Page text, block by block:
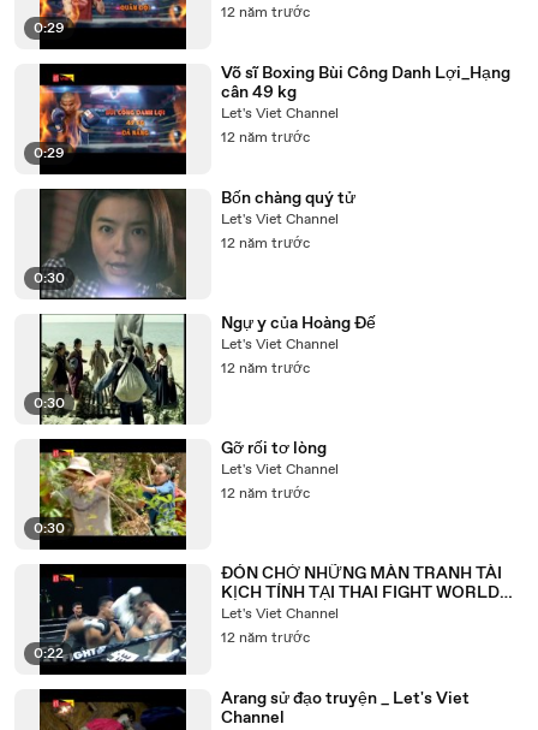
0:29
12 năm trước
0:29
Võ sĩ Boxing Bùi Công Danh Lợi_Hạng
cân 49 kg
Let's Viet Channel
12 năm trước
0:30
Bốn chàng quý tử
Let's Viet Channel
12 năm trước
0:30
Ngự y của Hoàng Đế
Let's Viet Channel
12 năm trước
0:30
Gỡ rối tơ lòng
Let's Viet Channel
12 năm trước
0:22
ĐÓN CHỜ NHỮNG MÀN TRANH TÀI
KỊCH TÍNH TẠI THAI FIGHT WORLD
BATTLE
Let's Viet Channel
12 năm trước
Arang sử đạo truyện _ Let's Viet
Channel